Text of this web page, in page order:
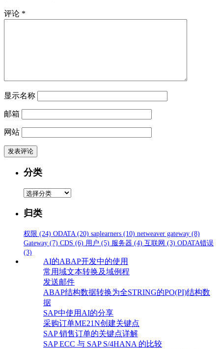
评论 *
显示名称
邮箱
网站
分类
分
归类
权限 (24) ODATA (20) saplearners (10) netweaver gateway (8)
Gateway (7) CDS (6) 用户 (5) 服务器 (4) 互联网 (3) ODATA错误
(3)
AI的ABAP开发中的使用
常用域文本转换及域例程
发送邮件
ABAP结构数据转换为全STRING的PO(PI)结构数
据
SAP中使用AI的分享
采购订单ME21N创建关键点
SAP 销售订单的关键点详解
SAP ECC 与 SAP S/4HANA 的比较